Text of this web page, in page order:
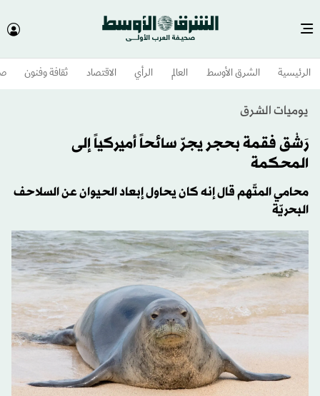
الرئيسية الشرق الأوسط​ العالم الرأي الاقتصاد ثقافة وفنون
يوميات الشرق
رَشْق فقمة بحجر يجرّ سائحاً أميركياً إلى
المحكمة
محامي المتّهم قال إنه كان يحاول إبعاد الحيوان عن السلاحف
البحريّة